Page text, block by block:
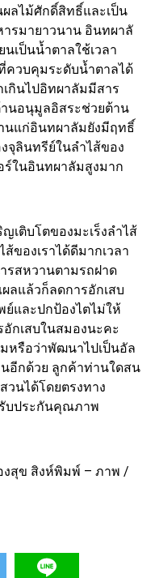
ลไม้ศักดิ์สิทธิ์และเป็น
รมายาวนาน อินทผาลั
เป็นน้ำตาลใช้เวลา
ควบคุมระดับน้ำตาลได้
กินไปอิทผาลัมมีสาร
นอนุมูลอิสระช่วยต้าน
นแก่อินทผาลัมยังมีฤทธิ์
จุลินทรีย์ในลำไส้ของ
ร์ในอินทผาลัมสูงมาก
เติบโตของมะเร็งลำไส้
ของเราได้ดีมากเวลา
รสหวานตามรถฝาด
แล้วก็ลดการอักเสบ
และปกป้องไตไม่ให้
กเสบในสมองนะคะ
มหรือว่าพัฒนาไปเป็นอัล
อีกด้วย ลูกค้าท่านใดสน
วนได้โดยตรงทาง
บประกันคุณภาพ
สุข สิงห์พิมพ์ – ภาพ /